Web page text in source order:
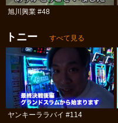
旭川興業 #48
トニー すべて見る
ヤンキーララバイ #114